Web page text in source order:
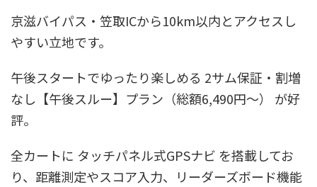
京滋バイパス・笠取ICから10km以内とアクセスし
やすい立地です。
午後スタートでゆったり楽しめる 2サム保証・割増
なし【午後スルー】プラン（総額6,490円〜） が好
評。
全カートに タッチパネル式GPSナビ を搭載してお
り、距離測定やスコア入力、リーダーズボード機能